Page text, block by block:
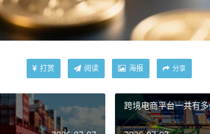
打赏 阅读 海报 分享
跨境电商平台一共有